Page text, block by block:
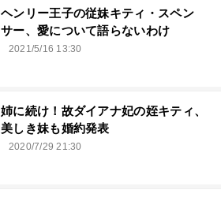
ヘンリー王子の従妹キティ・スペン
サー、愛について語らないわけ
2021/5/16 13:30
姉に続け！故ダイアナ妃の姪キティ、
美しき妹も婚約発表
2020/7/29 21:30